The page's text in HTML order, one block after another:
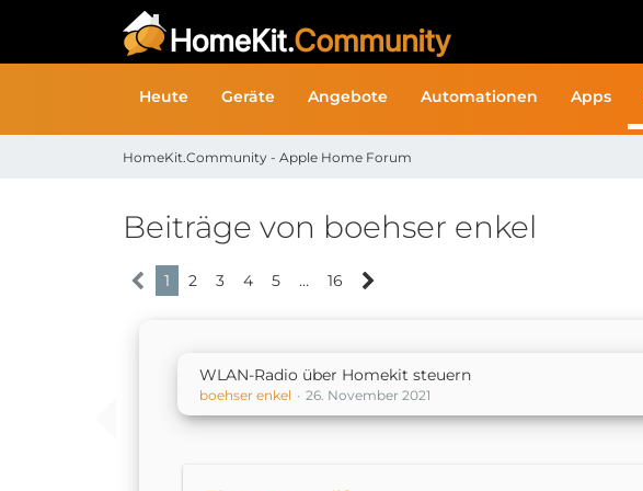
Heute Geräte Angebote Automationen Apps
HomeKit.Community - Apple Home Forum
Beiträge von boehser enkel
1 2 3 4 5 … 16
WLAN-Radio über Homekit steuern
boehser enkel 26. November 2021